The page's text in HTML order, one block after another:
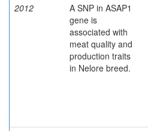
2012
A SNP in ASAP1
gene is
associated with
meat quality and
production traits
in Nelore breed.